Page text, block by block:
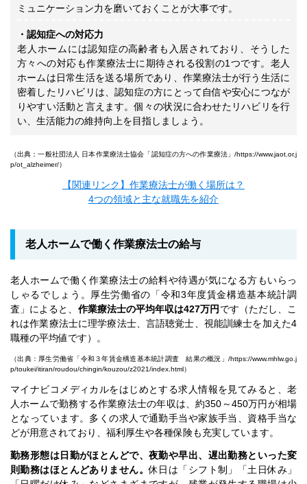
ミュニケーション力を磨いておくことが大事です。
・認知症への対応力
老人ホームには認知症の高齢者も入居されており、そうした
方々への対応も作業療法士に期待される役割の1つです。老人
ホームは日常生活を送る場所であり、作業療法士が行う生活に
密着したリハビリは、認知症の方にとって自信や安心につなが
りやすい活動と言えます。個々の状況に合わせたリハビリを行
い、生活能力の維持向上を目指しましょう。
（出典：一般社団法人 日本作業療法士協会「認知症の方への作業療法」/https://www.jaot.or.j
p/ot_alzheimer/）
【関連リンク】作業療法士が働く場所は？
4つの領域と主な就職先を紹介
老人ホームで働く作業療法士の給与
老人ホームで働く作業療法士の給料や待遇が気になる方もいらっ
しゃるでしょう。厚生労働省の「令和3年度賃金構造基本統計調
査」によると、 作業療法士の平均年収は427万円 です（ただし、こ
れは作業療法士に理学療法士、言語聴覚士、視能訓練士を加えた4
職種の平均値です）。
（出典：厚生労働省「令和３年賃金構造基本統計調査 結果の概況」/https://www.mhlw.go.j
p/toukei/itiran/roudou/chingin/kouzou/z2021/index.html）
マイナビコメディカルをはじめとする求人情報を見てみると、老
人ホームで勤務する作業療法士の年収は、約350～450万円が相場
となっています。多くの求人で通勤手当や家族手当、資格手当な
どが用意されており、福利厚生や各種保険も充実しています。
勤務形態は日勤がほとんどで、夜勤や早出、遅出勤務といった変
則勤務はほとんどありません。休日は「シフト制」「土日休み」